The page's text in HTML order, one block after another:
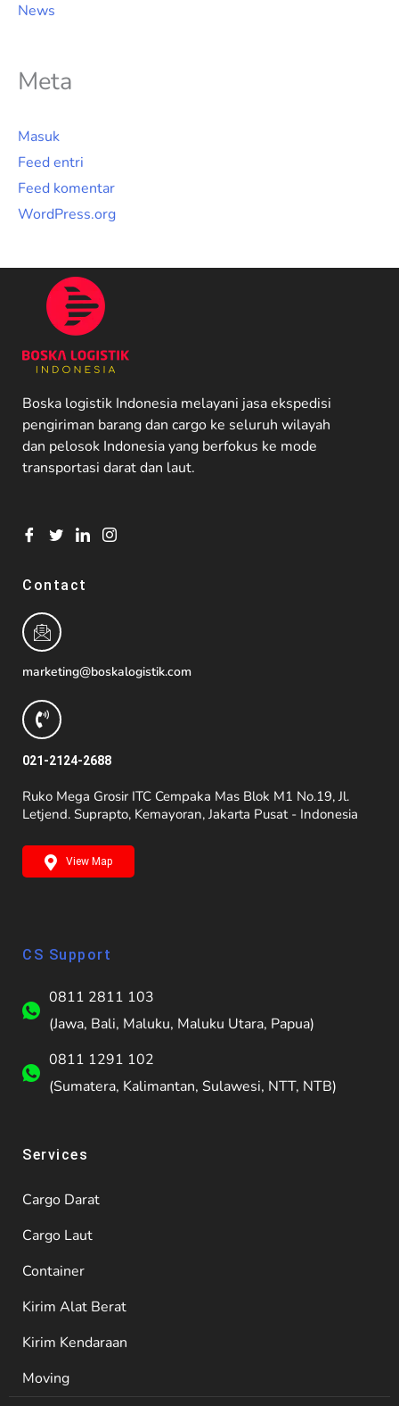
News
Meta
Masuk
Feed entri
Feed komentar
WordPress.org
Boska logistik Indonesia melayani jasa ekspedisi
pengiriman barang dan cargo ke seluruh wilayah
dan pelosok Indonesia yang berfokus ke mode
transportasi darat dan laut.
Contact
marketing@boskalogistik.com
021-2124-2688
Ruko Mega Grosir ITC Cempaka Mas Blok M1 No.19, Jl.
Letjend. Suprapto, Kemayoran, Jakarta Pusat - Indonesia
View Map
CS Support
0811 2811 103
(Jawa, Bali, Maluku, Maluku Utara, Papua)
0811 1291 102
(Sumatera, Kalimantan, Sulawesi, NTT, NTB)
Services
Cargo Darat
Cargo Laut
Container
Kirim Alat Berat
Kirim Kendaraan
Moving